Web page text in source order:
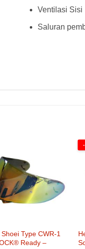
Ventilasi Sisi
Saluran
Type CWR-1
Ready –